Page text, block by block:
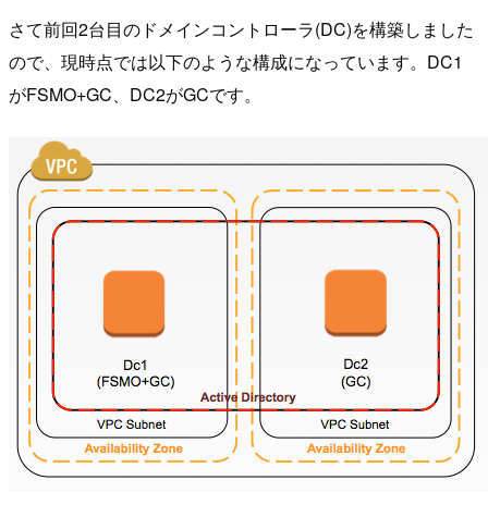
さて前回2台目のドメインコントローラ(DC)を構築しました
ので、現時点では以下のような構成になっています。DC1
がFSMO+GC、DC2がGCです。